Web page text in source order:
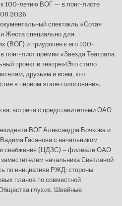
100-летию ВОГ — в лонг-листе
спектакль «Сотая
Жеста специально для
(ВОГ) и приурочен к его 100-
лист премии «Звезда Театрала
проект в театре»!Это стало
друзьям и всем, кто
в первом этапе голосования.
встреча с представителями ОАО
ВОГ Александра Бочкова и
Гасанова с начальником
и снабжения (ЦДЗС) – филиале ОАО
начальника Светланой
по инициативе РЖД: стороны
планов по совместной
глухих. Швейные